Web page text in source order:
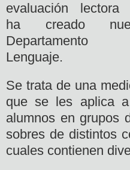
evaluación lectora
ha creado
Departamento
Lenguaje.
Se trata de una
que se les aplica
alumnos en grupos
sobres de distintos
cuales contienen